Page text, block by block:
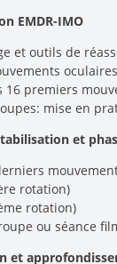
EMDR-IMO
et outils de
oculaires
16 premiers
mise en
et
rotation)
rotation)
ou séance
et